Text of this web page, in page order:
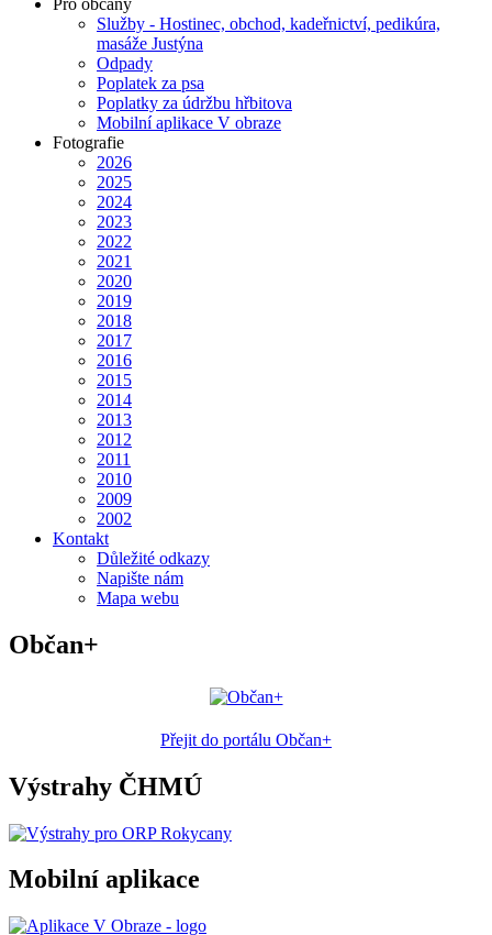
Služby - Hostinec, obchod, kadeřnictví, pedikúra,
masáže Justýna
Odpady
Poplatek za psa
Poplatky za údržbu hřbitova
Mobilní aplikace V obraze
Fotografie
2026
2025
2024
2023
2022
2021
2020
2019
2018
2017
2016
2015
2014
2013
2012
2011
2010
2009
2002
Kontakt
Důležité odkazy
Napište nám
Mapa webu
Občan+
Přejit do portálu Občan+
Výstrahy ČHMÚ
Mobilní aplikace